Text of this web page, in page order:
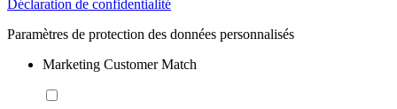
Déclaration de confidentialité
Paramètres de protection des données personnalisés
Marketing Customer Match